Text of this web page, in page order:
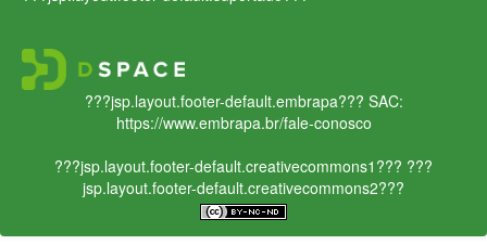
???jsp.layout.footer-default.embrapa??? SAC:
https://www.embrapa.br/fale-conosco
???jsp.layout.footer-default.creativecommons1??? ???
jsp.layout.footer-default.creativecommons2???